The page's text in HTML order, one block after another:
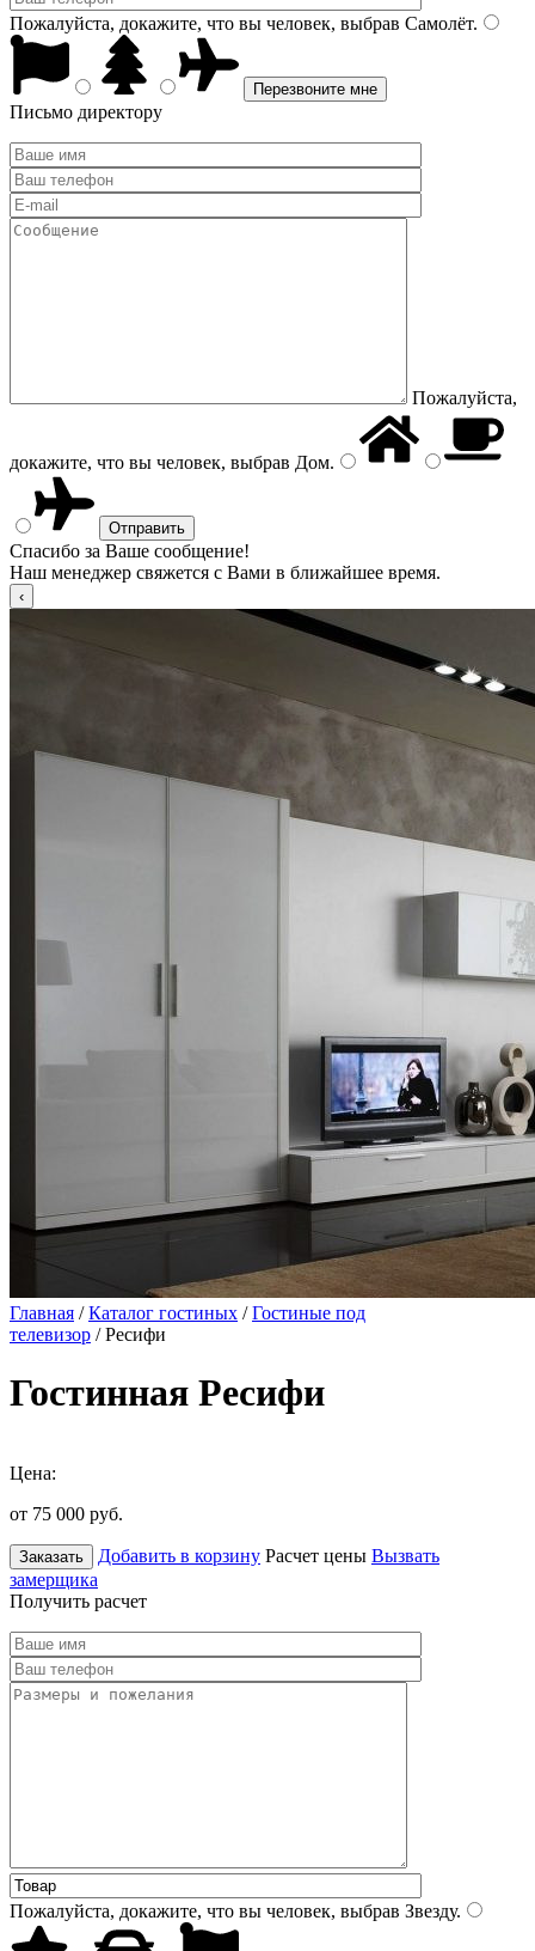
Пожалуйста, докажите, что вы человек, выбрав Самолёт.
Письмо директору
Пожалуйста,
докажите, что вы человек, выбрав Дом.
Спасибо за Ваше сообщение!
Наш менеджер свяжется с Вами в ближайшее время.
Главная /Каталог гостиных /Гостиные под
телевизор / Ресифи
Гостинная Ресифи
Цена:
от 75 000 руб.
Заказать Добавить в корзину Расчет цены Вызвать
замерщика
Получить расчет
Пожалуйста, докажите, что вы человек, выбрав Звезду.